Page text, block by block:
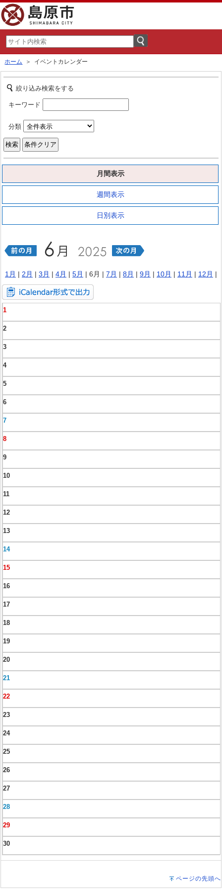
ホーム ＞ イベントカレンダー
絞り込み検索をする
キーワード
分類
月間表示
週間表示
日別表示
1月 | 2月 | 3月 | 4月 | 5月 | 6月 | 7月 | 8月 | 9月 | 10月 | 11月 | 12月 |
1
2
3
4
5
6
7
8
9
10
11
12
13
14
15
16
17
18
19
20
21
22
23
24
25
26
27
28
29
30
ページの先頭へ